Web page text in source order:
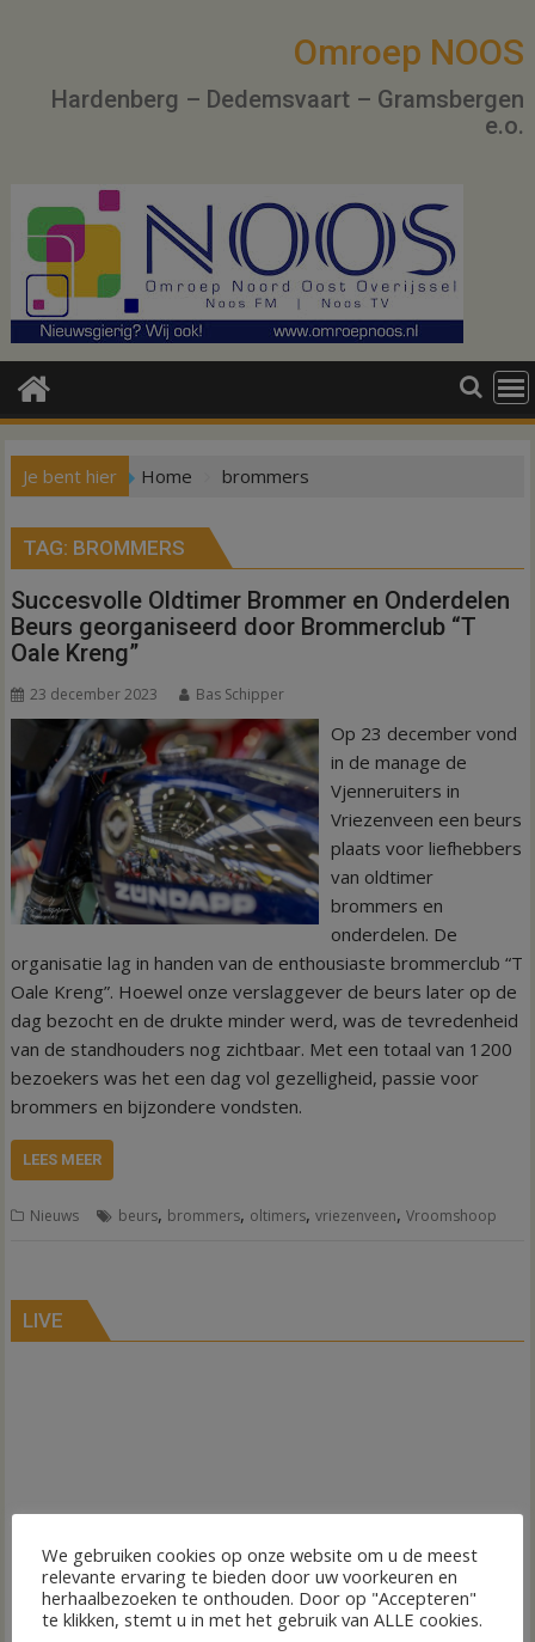
Omroep NOOS
Hardenberg – Dedemsvaart – Gramsbergen
e.o.
Je bent hier Home brommers
TAG: BROMMERS
Succesvolle Oldtimer Brommer en Onderdelen
Beurs georganiseerd door Brommerclub “T
Oale Kreng”
23 december 2023 Bas Schipper
Op 23 december vond
in de manage de
Vjenneruiters in
Vriezenveen een beurs
plaats voor liefhebbers
van oldtimer
brommers en
onderdelen. De
organisatie lag in handen van de enthousiaste brommerclub “T
Oale Kreng”. Hoewel onze verslaggever de beurs later op de
dag bezocht en de drukte minder werd, was de tevredenheid
van de standhouders nog zichtbaar. Met een totaal van 1200
bezoekers was het een dag vol gezelligheid, passie voor
brommers en bijzondere vondsten.
LEES MEER
Nieuws beurs, brommers, oltimers,vriezenveen,Vroomshoop
LIVE
We gebruiken cookies op onze website om u de meest
relevante ervaring te bieden door uw voorkeuren en
herhaalbezoeken te onthouden. Door op "Accepteren"
te klikken, stemt u in met het gebruik van ALLE cookies.